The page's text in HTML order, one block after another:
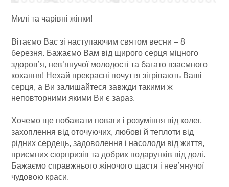
Милі та чарівні жінки!
Вітаємо Вас зі наступаючим святом весни – 8
березня. Бажаємо Вам від щирого серця міцного
здоров’я, нев’янучої молодості та багато взаємного
кохання! Нехай прекрасні почуття зігрівають Ваші
серця, а Ви залишайтеся завжди такими ж
неповторними якими Ви є зараз.
Хочемо ще побажати поваги і розуміння від колег,
захоплення від оточуючих, любові й теплоти від
рідних сердець, задоволення і насолоди від життя,
приємних сюрпризів та добрих подарунків від долі.
Бажаємо справжнього жіночого щастя і нев’янучої
чудовою краси.